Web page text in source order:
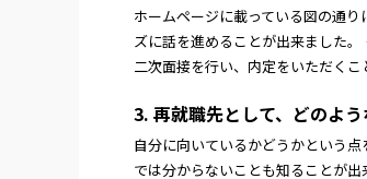
ホームページに載っている図の通
ズに話を進めることが出来ました
二次面接を行い、内定をいただくこ
3. 再就職先として、どのよう
自分に向いているかどうかという
では分からないことも知ることが出